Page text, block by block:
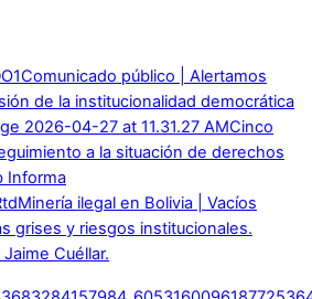
Comunicado público | Alertamos
de la institucionalidad democrática
Cinco
a la situación de derechos
Informa
Minería ilegal en Bolivia | Vacíos
grises y riesgos institucionales.
Cuéllar.